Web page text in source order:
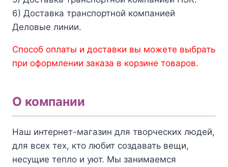
6) Доставка транспортной компанией
Деловые линии.
Способ оплаты и доставки вы можете выбрать
при оформлении заказа в корзине товаров.
О компании
Наш интернет-магазин для творческих людей,
для всех тех, кто любит создавать вещи,
несущие тепло и уют. Мы занимаемся